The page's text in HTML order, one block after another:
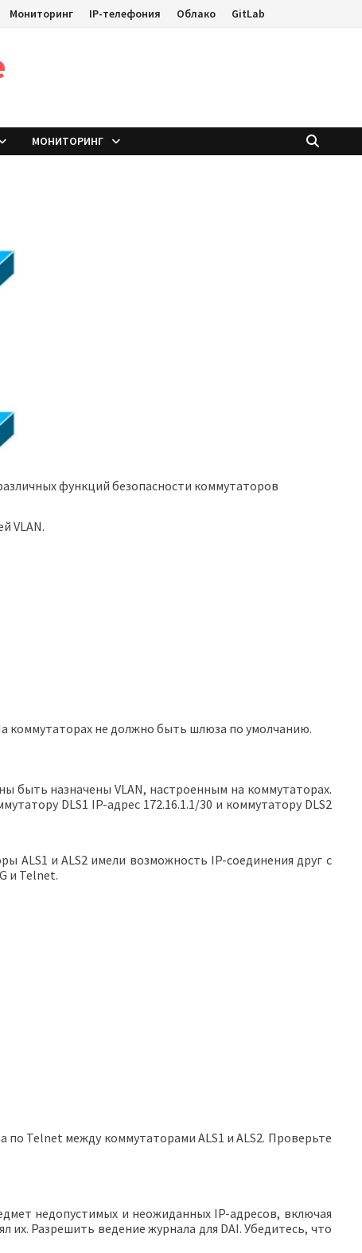
Мониторинг IP-телефония Облако GitLab
МОНИТОРИНГ
функций безопасности коммутаторов
VLAN.
коммутаторах не должно быть шлюза по умолчанию.
быть назначены VLAN, настроенным на коммутаторах.
DLS1 IP-адрес 172.16.1.1/30 и коммутатору DLS2
ALS1 и ALS2 имели возможность IP-соединения друг с
и Telnet.
Telnet между коммутаторами ALS1 и ALS2. Проверьте
недопустимых и неожиданных IP-адресов, включая
их. Разрешить ведение журнала для DAI. Убедитесь, что